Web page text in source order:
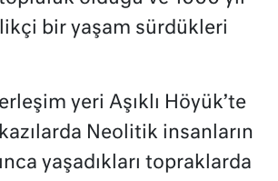
bir yaşam sürdükleri
yeri Aşıklı Höyük’te
Neolitik insanların
yaşadıkları topraklarda